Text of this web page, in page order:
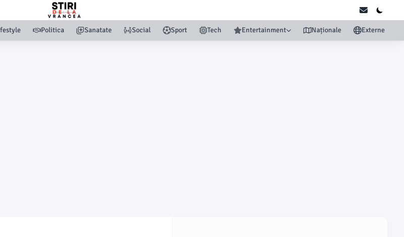
Politica Sanatate Social Sport Tech Entertainment Naționale Externe